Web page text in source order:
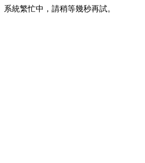
系統繁忙中，請稍等幾秒再試。